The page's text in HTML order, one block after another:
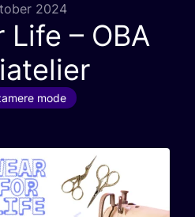
2024
Life – OBA
mode